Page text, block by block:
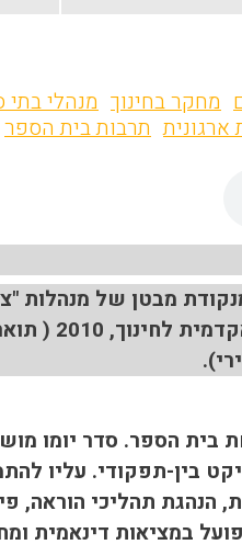
מחקר בחינוך מנהלי בתי
ארגונית תרבות בית הספר
מבטן של מנהלות
לחינוך, 2010 (
).
הספר. סדר יומו
בין-תפקודי. עליו
הנהגת תהליכי
במציאות דינאמית